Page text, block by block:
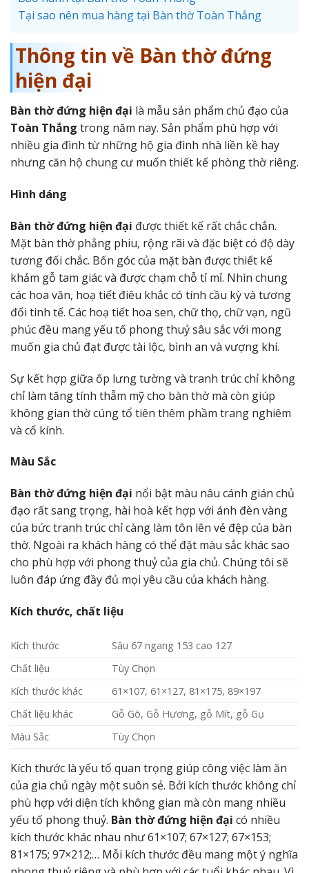
Tại sao nên mua hàng tại Bàn thờ Toàn Thắng
Thông tin về Bàn thờ đứng
hiện đại
Bàn thờ đứng hiện đại là mẫu sản phẩm chủ đạo của
Toàn Thắng trong năm nay. Sản phẩm phù hợp với
nhiều gia đình từ những hộ gia đình nhà liền kề hay
nhưng căn hộ chung cư muốn thiết kế phòng thờ riêng.
Hình dáng
Bàn thờ đứng hiện đại được thiết kế rất chắc chắn.
Mặt bàn thờ phẳng phiu, rộng rãi và đặc biệt có độ dày
tương đối chắc. Bốn góc của mặt bàn được thiết kế
khảm gỗ tam giác và được chạm chỗ tỉ mỉ. Nhìn chung
các hoa văn, hoạ tiết điêu khắc có tính cầu kỳ và tương
đối tinh tế. Các hoạ tiết hoa sen, chữ thọ, chữ vạn, ngũ
phúc đều mang yếu tố phong thuỷ sâu sắc với mong
muốn gia chủ đạt được tài lộc, bình an và vượng khí.
Sự kết hợp giữa ốp lưng tường và tranh trúc chỉ không
chỉ làm tăng tính thẫm mỹ cho bàn thờ mà còn giúp
không gian thờ cúng tổ tiên thêm phầm trang nghiêm
và cổ kính.
Màu Sắc
Bàn thờ đứng hiện đại nổi bật màu nâu cánh gián chủ
đạo rất sang trọng, hài hoà kết hợp với ánh đèn vàng
của bức tranh trúc chỉ càng làm tôn lên vẻ đệp của bàn
thờ. Ngoài ra khách hàng có thể đặt màu sắc khác sao
cho phù hợp với phong thuỷ của gia chủ. Chúng tôi sẽ
luôn đáp ứng đầy đủ mọi yêu cầu của khách hàng.
Kích thước, chất liệu
Kích thước
Sâu 67 ngang 153 cao 127
Chất liệu
Tùy Chọn
Kích thước khác
61×107, 61×127, 81×175, 89×197
Chất liệu khác
Gỗ Gõ, Gỗ Hương, gỗ Mít, gỗ Gụ
Màu Sắc
Tùy Chọn
Kích thước là yếu tố quan trọng giúp công việc làm ăn
của gia chủ ngày một suôn sẻ. Bởi kích thước không chỉ
phù hợp với diện tích không gian mà còn mang nhiều
yếu tố phong thuỷ. Bàn thờ đứng hiện đại có nhiều
kích thước khác nhau như 61×107; 67×127; 67×153;
81×175; 97×212;… Mỗi kích thước đều mang một ý nghĩa